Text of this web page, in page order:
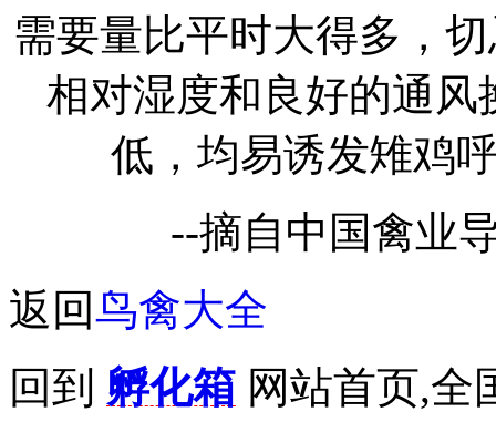
需要量比平时大得多，
相对湿度和良好的通
低，均易诱发雉鸡
--摘自中国禽业
返回鸟禽大全
回到 孵化箱 网站首页,全